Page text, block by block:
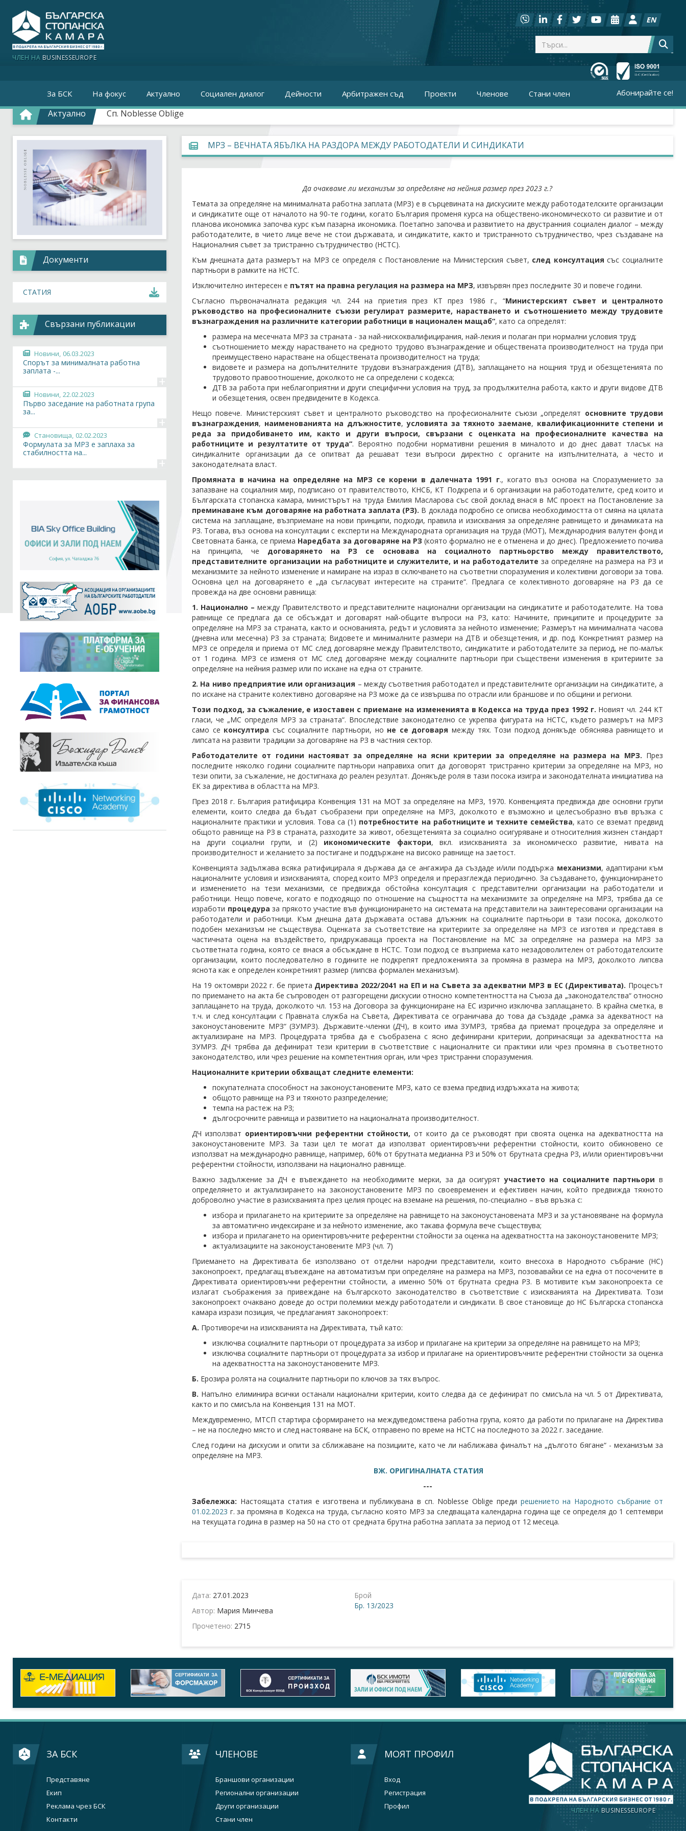
ЧЛЕН НА BUSINESSEUROPE
EN
За БСК На фокус Актуално Социален диалог Дейности Арбитражен съд Проекти Членове Стани член Абонирайте се!
Актуално Сп. Noblesse Oblige
МРЗ – ВЕЧНАТА ЯБЪЛКА НА РАЗДОРА МЕЖДУ РАБОТОДАТЕЛИ И СИНДИКАТИ
Да очакваме ли механизъм за определяне на нейния размер през 2023 г.?
Темата за определяне на минималната работна заплата (МРЗ) е в сърцевината на дискусиите между работодателските организации
и синдикатите още от началото на 90-те години, когато България променя курса на обществено-икономическото си развитие и от
планова икономика започва курс към пазарна икономика. Поетапно започва и развитието на двустранния социален диалог – между
работодателите, в чието лице вече не стои държавата, и синдикатите, както и тристранното сътрудничество, чрез създаване на
Националния съвет за тристранно сътрудничество (НСТС).
Към днешната дата размерът на МРЗ се определя с Постановление на Министерския съвет, след консултация със социалните
партньори в рамките на НСТС.
Изключително интересен е пътят на правна регулация на размера на МРЗ, извървян през последните 30 и повече години.
Съгласно първоначалната редакция чл. 244 на приетия през КТ през 1986 г., “Министерският съвет и централното
ръководство на професионалните съюзи регулират размерите, нарастването и съотношението между трудовите
възнаграждения на различните категории работници в национален мащаб“, като са определят:
размера на месечната МРЗ за страната - за най-нискоквалифицирания, най-лекия и полаган при нормални условия труд;
съотношението между нарастването на средното трудово възнаграждение и обществената производителност на труда при
преимуществено нарастване на обществената производителност на труда;
видовете и размера на допълнителните трудови възнаграждения (ДТВ), заплащането на нощния труд и обезщетенията по
трудовото правоотношение, доколкото не са определени с кодекса;
ДТВ за работа при неблагоприятни и други специфични условия на труд, за продължителна работа, както и други видове ДТВ
и обезщетения, освен предвидените в Кодекса.
Нещо повече. Министерският съвет и централното ръководство на професионалните съюзи „определят основните трудови
възнаграждения, наименованията на длъжностите,условията за тяхното заемане, квалификационните степени и
реда за придобиването им, както и други въпроси, свързани с оценката на професионалните качества на
работниците и резултатите от труда“. Вероятно подобни нормативни решения в миналото и до днес дават тласък на
синдикалните организации да се опитват да решават тези въпроси директно с органите на изпълнителната, а често и
законодателната власт.
Промяната в начина на определяне на МРЗ се корени в далечната 1991 г., когато въз основа на Споразумението за
запазване на социалния мир, подписано от правителството, КНСБ, КТ Подкрепа и 6 организации на работодателите, сред които и
Българската стопанска камара, министърът на труда Емилия Масларова със свой доклад внася в МС проект на Постановление за
преминаване към договаряне на работната заплата (РЗ). В доклада подробно се описва необходимостта от смяна на цялата
система на заплащане, възприемане на нови принципи, подходи, правила и изисквания за определяне равнището и динамиката на
РЗ. Тогава, въз основа на консултации с експерти на Международната организация на труда (МОТ), Международния валутен фонд и
Световната банка, се приема Наредбата за договаряне на РЗ(която формално не е отменена и до днес). Предложението почива
на принципа, че договарянето на РЗ се основава на социалното партньорство между правителството,
представителните организации на работниците и служителите, и на работодателите за определяне на размера на РЗ и
механизмите за нейното изменение и намиране на израз в сключването на съответни споразумения и колективни договори за това.
Основна цел на договарянето е „да съгласуват интересите на страните“. Предлага се колективното договаряне на РЗ да се
провежда на две основни равнища:
1. Национално – между Правителството и представителните национални организации на синдикатите и работодателите. На това
равнище се предлага да се обсъждат и договарят най-общите въпроси на РЗ, като: Начините, принципите и процедурите за
определяне на МРЗ за страната, както и основанията, редът и условията за нейното изменение; Размерът на минималната часова
(дневна или месечна) РЗ за страната; Видовете и минималните размери на ДТВ и обезщетения, и др. под. Конкретният размер на
МРЗ се определя и приема от МС след договаряне между Правителството, синдикатите и работодателите за период, не по-малък
от 1 година. МРЗ се изменя от МС след договаряне между социалните партньори при съществени изменения в критериите за
определяне на нейния размер или по искане на една от страните.
2. На ниво предприятие или организация – между съответния работодател и представителните организации на синдикатите, а
по искане на страните колективно договаряне на РЗ може да се извършва по отрасли или браншове и по общини и региони.
Този подход, за съжаление, е изоставен с приемане на измененията в Кодекса на труда през 1992 г. Новият чл. 244 КТ
гласи, че „МС определя МРЗ за страната“. Впоследствие законодателно се укрепва фигурата на НСТС, където размерът на МРЗ
само се консултира със социалните партньори, но не се договаря между тях. Този подход донякъде обяснява равнището и
липсата на развити традиции за договаряне на РЗ в частния сектор.
Работодателите от години настояват за определяне на ясни критерии за определяне на размера на МРЗ. През
последните няколко години социалните партньори направиха опит да договорят тристранно критерии за определяне на МРЗ, но
тези опити, за съжаление, не достигнаха до реален резултат. Донякъде роля в тази посока изигра и законодателната инициатива на
ЕК за директива в областта на МРЗ.
През 2018 г. България ратифицира Конвенция 131 на МОТ за определяне на МРЗ, 1970. Конвенцията предвижда две основни групи
елементи, които следва да бъдат съобразени при определяне на МРЗ, доколкото е възможно и целесъобразно във връзка с
националните практики и условия. Това са (1) потребностите на работниците и техните семейства, като се вземат предвид
общото равнище на РЗ в страната, разходите за живот, обезщетенията за социално осигуряване и относителния жизнен стандарт
на други социални групи, и (2) икономическите фактори, вкл. изискванията за икономическо развитие, нивата на
производителност и желанието за постигане и поддържане на високо равнище на заетост.
Конвенцията задължава всяка ратифицирала я държава да се ангажира да създаде и/или поддържа механизми, адаптирани към
националните условия и изискванията, според които МРЗ определя и преразглежда периодично. За създаването, функционирането
и изменението на тези механизми, се предвижда обстойна консултация с представителни организации на работодатели и
работници. Нещо повече, когато е подходящо по отношение на същността на механизмите за определяне на МРЗ, трябва да се
изработи процедура за прякото участие във функционирането на системата на представители на заинтересовани организации на
работодатели и работници. Към днешна дата държавата остава длъжник на социалните партньори в тази посока, доколкото
подобен механизъм не съществува. Оценката за съответствие на критериите за определяне на МРЗ се изготвя и представя в
частичната оцена на въздействето, придружаваща проекта на Постановление на МС за определяне на размера на МРЗ за
съответната година, която се внася а обсъждане в НСТС. Този подход се възприема като незадоволителен от работодателските
организации, които последователно в годините не подкрепят предложенията за промяна в размера на МРЗ, доколкото липсва
яснота как е определен конкретният размер (липсва формален механизъм).
На 19 октомври 2022 г. бе приета Директива 2022/2041 на ЕП и на Съвета за адекватни МРЗ в ЕС (Директивата). Процесът
по приемането на акта бе съпроводен от разгорещени дискусии относно компетентността на Съюза да „законодателства“ относно
заплащането на труда, доколкото чл. 153 на Договора за функциониране на ЕС изрично изключва заплащането. В крайна сметка, в
т.ч. и след консултации с Правната служба на Съвета, Директивата се ограничава до това да създаде „рамка за адекватност на
законоустановените МРЗ“ (ЗУМРЗ). Държавите-членки (ДЧ), в които има ЗУМРЗ, трябва да приемат процедура за определяне и
актуализиране на МРЗ. Процедурата трябва да е съобразена с ясно дефинирани критерии, допринасящи за адекватността на
ЗУМРЗ. ДЧ трябва да дефинират тези критерии в съответствие с националните си практики или чрез промяна в съответното
законодателство, или чрез решение на компетентния орган, или чрез тристранни споразумения.
Националните критерии обхващат следните елементи:
покупателната способност на законоустановените МРЗ, като се взема предвид издръжката на живота;
общото равнище на РЗ и тяхното разпределение;
темпа на растеж на РЗ;
дългосрочните равнища и развитието на националната производителност.
ДЧ използват ориентировъчни референтни стойности, от които да се ръководят при своята оценка на адекватността на
законоустановените МРЗ. За тази цел те могат да използват ориентировъчни референтни стойности, които обикновено се
използват на международно равнище, например, 60% от брутната медианна РЗ и 50% от брутната средна РЗ, и/или ориентировъчни
референтни стойности, използвани на национално равнище.
Важно задължение за ДЧ е въвеждането на необходимите мерки, за да осигурятучастието на социалните партньори в
определянето и актуализирането на законоустановените МРЗ по своевременен и ефективен начин, който предвижда тяхното
доброволно участие в разискванията през целия процес на вземане на решения, по-специално – във връзка с:
избора и прилагането на критериите за определяне на равнището на законоустановената МРЗ и за установяване на формула
за автоматично индексиране и за нейното изменение, ако такава формула вече съществува;
избора и прилагането на ориентировъчните референтни стойности за оценка на адекватността на законоустановените МРЗ;
актуализациите на законоустановените МРЗ (чл. 7)
Приемането на Директивата бе използвано от отделни народни представители, които внесоха в Народното събрание (НС)
законопроект, предлагащ въвеждане на автоматизъм при определяне на размера на МРЗ, позовавайки се на една от посочените в
Директивата ориентировъчни референтни стойности, а именно 50% от брутната средна РЗ. В мотивите към законопроекта се
излагат съображения за привеждане на българското законодателство в съответствие с изискванията на Директивата. Този
законопроект очаквано доведе до остри полемики между работодатели и синдикати. В свое становище до НС Българска стопанска
камара изрази позиция, че предлаганият законопроект:
А. Противоречи на изискванията на Директивата, тъй като:
изключва социалните партньори от процедурата за избор и прилагане на критерии за определяне на равнището на МРЗ;
изключва социалните партньори от процедурата за избор и прилагане на ориентировъчните референтни стойности за оценка
на адекватността на законоустановените МРЗ.
Б. Ерозира ролята на социалните партньори по ключов за тях въпрос.
В. Напълно елиминира всички останали национални критерии, които следва да се дефинират по смисъла на чл. 5 от Директивата,
както и по смисъла на Конвенция 131 на МОТ.
Междувременно, МТСП стартира сформирането на междуведомствена работна група, която да работи по прилагане на Директива
– не на последно място и след настояване на БСК, отправено по време на НСТС на последното за 2022 г. заседание.
След години на дискусии и опити за сближаване на позициите, като че ли наближава финалът на „дългото бягане“ - механизъм за
определяне на МРЗ.
ВЖ. ОРИГИНАЛНАТА СТАТИЯ
---
Забележка: Настоящата статия е изготвена и публикувана в сп. Noblesse Oblige преди решението на Народното събрание от
01.02.2023 г. за промяна в Кодекса на труда, съгласно която МРЗ за следващата календарна година ще се определя до 1 септември
на текущата година в размер на 50 на сто от средната брутна работна заплата за период от 12 месеца.
Дата: 27.01.2023
Автор: Мария Минчева
Прочетено: 2715
Брой
Бр. 13/2023
Документи
СТАТИЯ
Свързани публикации
Новини, 06.03.2023
Спорът за минималната работна
заплата -...
+
Новини, 22.02.2023
Първо заседание на работната група
за...
+
Становища, 02.02.2023
Формулата за МРЗ е заплаха за
стабилността на...
+
ЗА БСК
Представяне
Екип
Реклама чрез БСК
Контакти
ЧЛЕНОВЕ
Браншови организации
Регионални организации
Други организации
Стани член
МОЯТ ПРОФИЛ
Вход
Регистрация
Профил
ЧЛЕН НА BUSINESSEUROPE